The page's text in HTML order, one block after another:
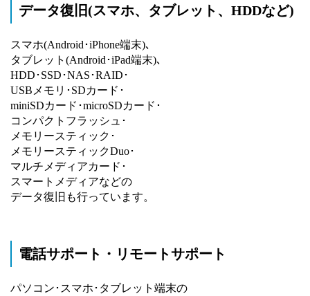
データ復旧(スマホ、タブレット、HDDなど)
スマホ(Android･iPhone端末)､
タブレット(Android･iPad端末)､
HDD･SSD･NAS･RAID･
USBメモリ･SDカード･
miniSDカード･microSDカード･
コンパクトフラッシュ･
メモリースティック･
メモリースティックDuo･
マルチメディアカード･
スマートメディアなどの
データ復旧も行っています。
電話サポート・リモートサポート
パソコン･スマホ･タブレット端末の